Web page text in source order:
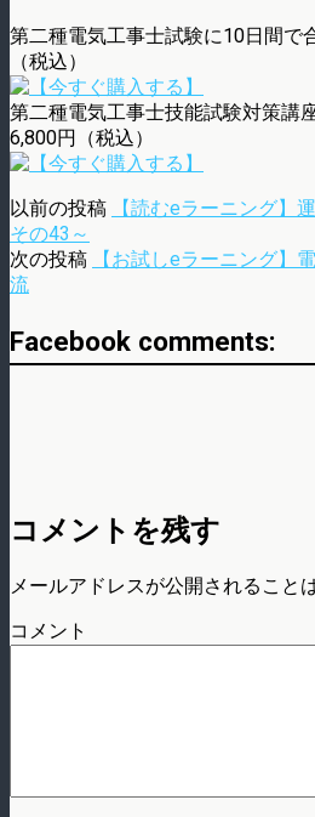
第二種電気工事士試験に10日間で
（税込）
第二種電気工事士技能試験対策講
6,800円（税込）
以前の投稿
【読むeラーニング】
その43～
次の投稿
【お試しeラーニング
流
Facebook comments:
コメントを残す
メールアドレスが公開されること
コメント